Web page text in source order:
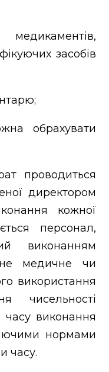
засобів
обрахувати
проводиться
директором
кожної
персонал,
виконанням
медичне чи
використання
чисельності
часу виконання
нормами
часу.